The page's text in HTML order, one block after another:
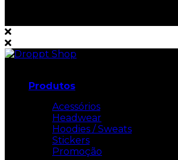
Produtos
Acessórios
Headwear
Hoodies / Sweats
Stickers
Promoção